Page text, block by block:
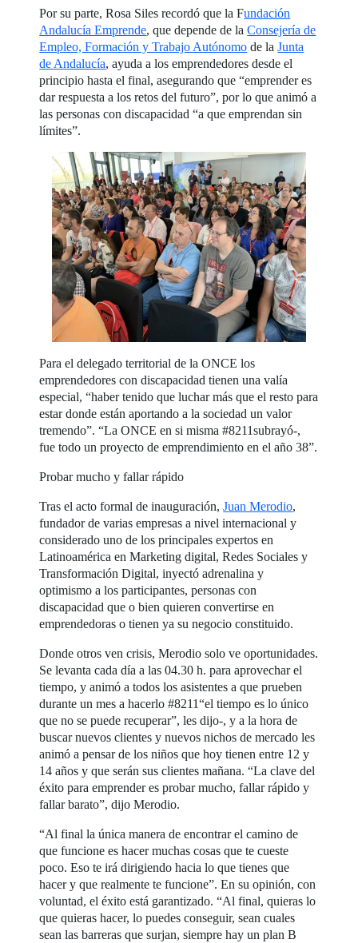
Por su parte, Rosa Siles recordó que la Fundación
Andalucía Emprende, que depende de laConsejería de
Empleo, Formación y Trabajo Autónomo de laJunta
de Andalucía, ayuda a los emprendedores desde el
principio hasta el final, asegurando que “emprender es
dar respuesta a los retos del futuro”, por lo que animó a
las personas con discapacidad “a que emprendan sin
límites”.
Para el delegado territorial de la ONCE los
emprendedores con discapacidad tienen una valía
especial, “haber tenido que luchar más que el resto para
estar donde están aportando a la sociedad un valor
tremendo”. “La ONCE en si misma #8211subrayó-,
fue todo un proyecto de emprendimiento en el año 38”.
Probar mucho y fallar rápido
Tras el acto formal de inauguración,Juan Merodio,
fundador de varias empresas a nivel internacional y
considerado uno de los principales expertos en
Latinoamérica en Marketing digital, Redes Sociales y
Transformación Digital, inyectó adrenalina y
optimismo a los participantes, personas con
discapacidad que o bien quieren convertirse en
emprendedoras o tienen ya su negocio constituido.
Donde otros ven crisis, Merodio solo ve oportunidades.
Se levanta cada día a las 04.30 h. para aprovechar el
tiempo, y animó a todos los asistentes a que prueben
durante un mes a hacerlo #8211“el tiempo es lo único
que no se puede recuperar”, les dijo-, y a la hora de
buscar nuevos clientes y nuevos nichos de mercado les
animó a pensar de los niños que hoy tienen entre 12 y
14 años y que serán sus clientes mañana. “La clave del
éxito para emprender es probar mucho, fallar rápido y
fallar barato”, dijo Merodio.
“Al final la única manera de encontrar el camino de
que funcione es hacer muchas cosas que te cueste
poco. Eso te irá dirigiendo hacia lo que tienes que
hacer y que realmente te funcione”. En su opinión, con
voluntad, el éxito está garantizado. “Al final, quieras lo
que quieras hacer, lo puedes conseguir, sean cuales
sean las barreras que surjan, siempre hay un plan B